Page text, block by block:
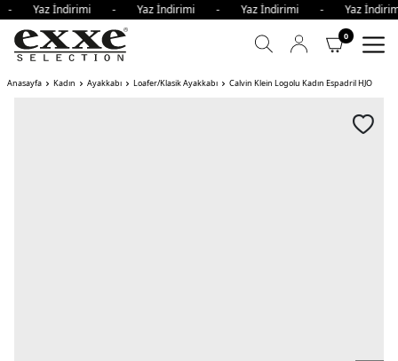
- Yaz İndirimi - Yaz İndirimi - Yaz İndirimi - Yaz
0
Anasayfa Kadın Ayakkabı Loafer/Klasik Ayakkabı Calvin Klein Logolu Kadın Espadril HJO